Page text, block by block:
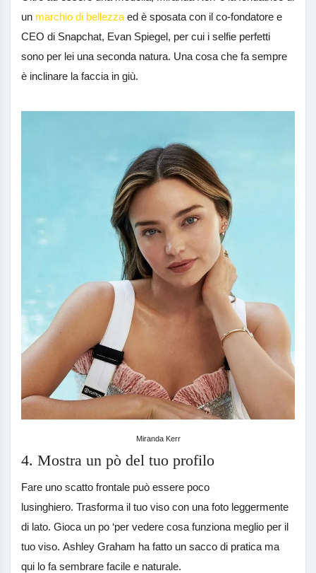
un marchio di bellezza ed è sposata con il co-fondatore e
CEO di Snapchat, Evan Spiegel, per cui i selfie perfetti
sono per lei una seconda natura. Una cosa che fa sempre
è inclinare la faccia in giù.
Miranda Kerr
4. Mostra un pò del tuo profilo
Fare uno scatto frontale può essere poco
lusinghiero. Trasforma il tuo viso con una foto leggermente
di lato. Gioca un po ‘per vedere cosa funziona meglio per il
tuo viso. Ashley Graham ha fatto un sacco di pratica ma
qui lo fa sembrare facile e naturale.